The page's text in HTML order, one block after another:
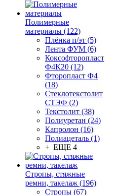
Полимерные
материалы (122)
Плёнка п/эт (5)
Лента ФУМ (6)
Коксофторопласт
Ф4К20 (12)
Фторопласт Ф4
(18)
Стеклотекстолит
СТЭФ (2)
Текстолит (38)
Полиуретан (24)
Капролон (16)
Полиацеталь (1)
+ ЕЩЕ 4
Стропы, стяжные
ремни, такелаж (196)
Стропы (67)